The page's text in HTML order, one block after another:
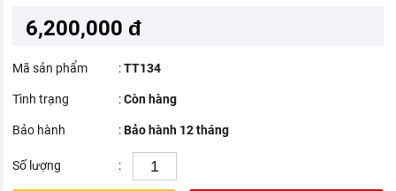
6,200,000 đ
Mã sản phẩm :TT134
Tình trạng :Còn hàng
Bảo hành :Bảo hành 12 tháng
Số lượng :